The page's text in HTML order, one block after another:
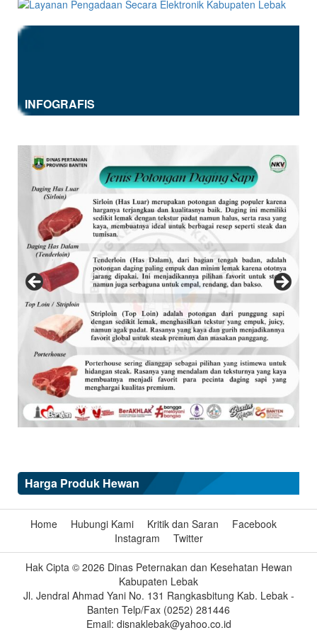
INFOGRAFIS
Harga Produk Hewan
Home Hubungi Kami Kritik dan Saran
Facebook
Instagram
Twitter
Hak Cipta © 2026 Dinas Peternakan dan Kesehatan Hewan
Kabupaten Lebak
Jl. Jendral Ahmad Yani No. 131 Rangkasbitung Kab. Lebak -
Banten Telp/Fax (0252) 281446
Email: disnaklebak@yahoo.co.id